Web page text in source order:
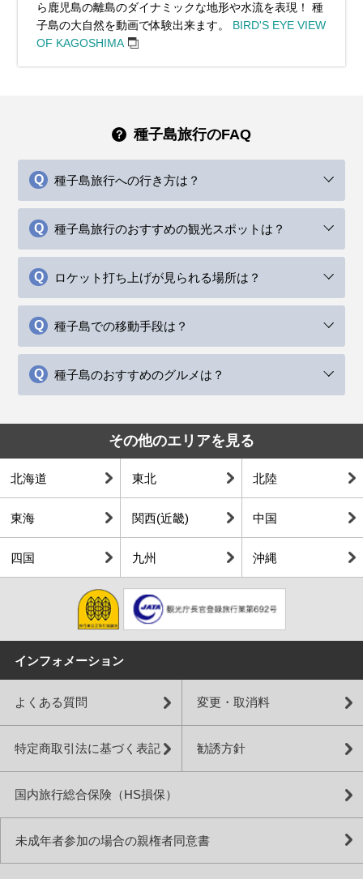
ら鹿児島の離島のダイナミックな地形や水流を表現！ 種
子島の大自然を動画で体験出来ます。 BIRD'S EYE VIEW
OF KAGOSHIMA
種子島旅行のFAQ
種子島旅行への行き方は？
種子島旅行のおすすめの観光スポットは？
ロケット打ち上げが見られる場所は？
種子島での移動手段は？
種子島のおすすめのグルメは？
その他のエリアを見る
北海道 東北 北陸
東海 関西(近畿) 中国
四国 九州 沖縄
インフォメーション
よくある質問 変更・取消料
特定商取引法に基づく表記 勧誘方針
国内旅行総合保険（HS損保）
未成年者参加の場合の親権者同意書